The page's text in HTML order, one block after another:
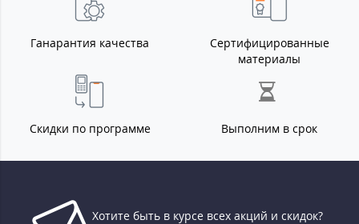
Ганарантия качества
Сертифицированные
материалы
Скидки по программе Выполним в срок
Хотите быть в курсе всех акций и скидок?